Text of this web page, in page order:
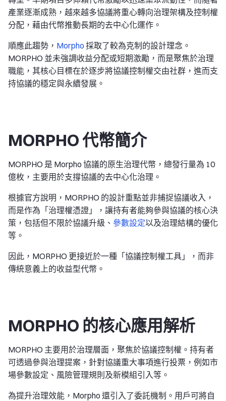
產業逐漸成熟，越來越多協議將重心轉向治理架構及控制權
分配，藉由代幣推動長期的去中心化運作。
順應此趨勢， Morpho 採取了較為克制的設計理念。
MORPHO 並未強調收益分配或短期激勵，而是聚焦於治理
職能，其核心目標在於逐步將協議控制權交由社群，進而支
持協議的穩定與永續發展。
MORPHO 代幣簡介
MORPHO 是 Morpho 協議的原生治理代幣，總發行量為 10
億枚，主要用於支撐協議的去中心化治理。
根據官方說明，MORPHO 的設計重點並非捕捉協議收入，
而是作為「治理權憑證」，讓持有者能夠參與協議的核心決
策，包括但不限於協議升級、 參數設定以及治理結構的優化
等。
因此，MORPHO 更接近於一種「協議控制權工具」，而非
傳統意義上的收益型代幣。
MORPHO 的核心應用解析
MORPHO 主要用於治理層面，聚焦於協議控制權。持有者
可透過參與治理提案，針對協議重大事項進行投票，例如市
場參數設定、風險管理規則及新模組引入等。
為提升治理效能，Morpho 還引入了委託機制。用戶可將自